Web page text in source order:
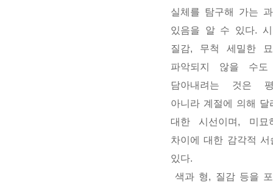
실체를 탐구해 가는
있음을 알 수 있다.
질감, 무척 세밀한
파악되지 않을 수
담아내려는 것은
아니라 계절에 의해 달
대한 시선이며, 미묘
차이에 대한 감각적
있다.
색과 형, 질감 등을